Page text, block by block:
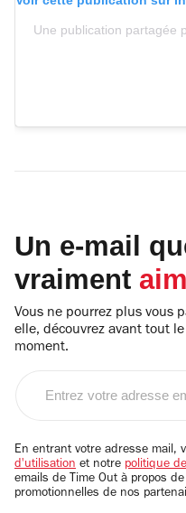
Une publication partagée
Un e-mail
vraiment
Vous ne pourrez plus vous
elle, découvrez avant tout
moment.
email
En entrant votre adresse mail,
d'utilisation et notre politique
emails de Time Out à propos
promotionnelles de nos